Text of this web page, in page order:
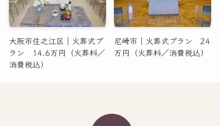
大阪市住之江区｜火葬式プ
ラン 14.6万円（火葬料／
消費税込）
尼崎市｜火葬式プラン 24
万円（火葬料／消費税込）